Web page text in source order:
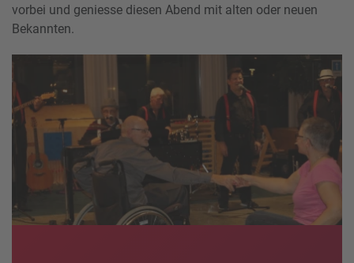
vorbei und geniesse diesen Abend mit alten oder neuen
Bekannten.